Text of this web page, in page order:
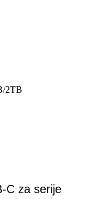
2TB
C za serije